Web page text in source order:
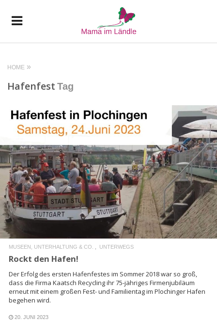
HOME
Hafenfest Tag
READ MORE
MUSEEN, UNTERHALTUNG & CO. UNTERWEGS
Rockt den Hafen!
Der Erfolg des ersten Hafenfestes im Sommer 2018 war so groß,
dass die Firma Kaatsch Recycling ihr 75-jähriges Firmenjubiläum
erneut mit einem großen Fest- und Familientag im Plochinger Hafen
begehen wird.
20. JUNI 2023